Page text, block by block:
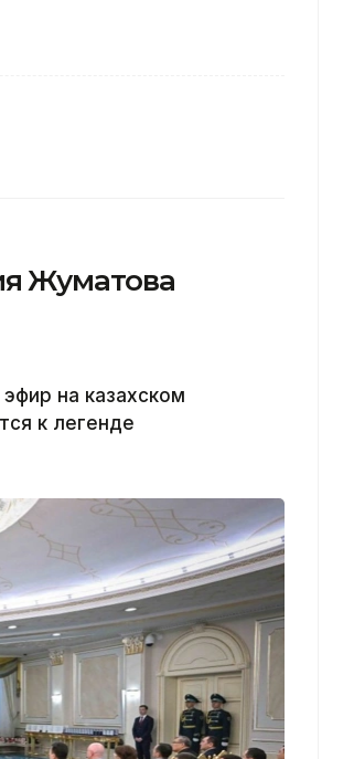
Жуматова
на казахском
к легенде